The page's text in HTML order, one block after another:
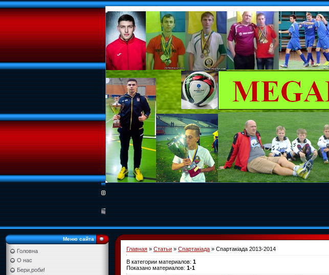
Меню сайта
Головна
О нас
Бери,роби!
Главная » Статьи » Спартакіада » Спартакіада 2013-2014
В категории материалов: 1
Показано материалов: 1-1